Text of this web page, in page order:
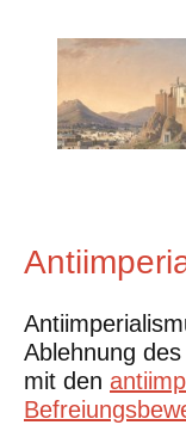
Ablehnung des
mit den